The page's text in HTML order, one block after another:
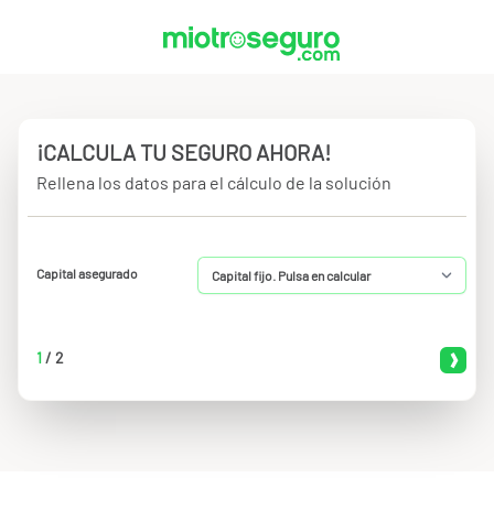
¡CALCULA TU SEGURO AHORA!
Rellena los datos para el cálculo de la solución
Capital asegurado
1/ 2